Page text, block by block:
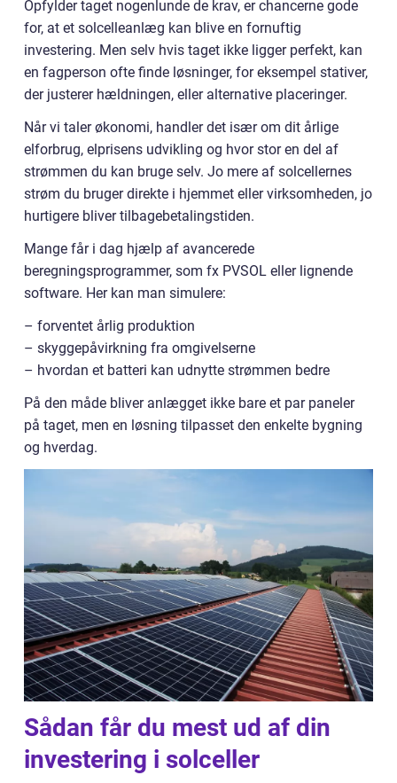
Opfylder taget nogenlunde de krav, er chancerne gode
for, at et solcelleanlæg kan blive en fornuftig
investering. Men selv hvis taget ikke ligger perfekt, kan
en fagperson ofte finde løsninger, for eksempel stativer,
der justerer hældningen, eller alternative placeringer.
Når vi taler økonomi, handler det især om dit årlige
elforbrug, elprisens udvikling og hvor stor en del af
strømmen du kan bruge selv. Jo mere af solcellernes
strøm du bruger direkte i hjemmet eller virksomheden, jo
hurtigere bliver tilbagebetalingstiden.
Mange får i dag hjælp af avancerede
beregningsprogrammer, som fx PVSOL eller lignende
software. Her kan man simulere:
– forventet årlig produktion
– skyggepåvirkning fra omgivelserne
– hvordan et batteri kan udnytte strømmen bedre
På den måde bliver anlægget ikke bare et par paneler
på taget, men en løsning tilpasset den enkelte bygning
og hverdag.
Sådan får du mest ud af din
investering i solceller